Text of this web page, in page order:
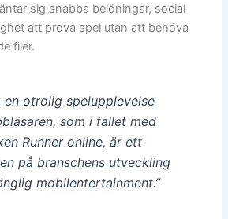
sig snabba belöningar, social
att prova spel utan att behöva
filer.
en otrolig spelupplevelse
som i fallet med
Runner online, är ett
på branschens utveckling
mobilentertainment.”